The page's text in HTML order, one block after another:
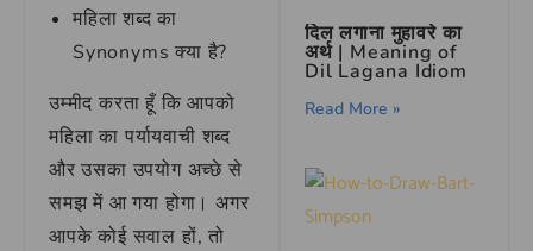
महिला शब्द का
Synonyms क्या है?
उम्मीद करता हूँ कि आपको
महिला का पर्यायवाची शब्द
और उसका उपयोग अच्छे से
समझ में आ गया होगा। अगर
आपके कोई सवाल हों, तो
दिल लगाना मुहावरे का
अर्थ | Meaning of
Dil Lagana Idiom
Read More »